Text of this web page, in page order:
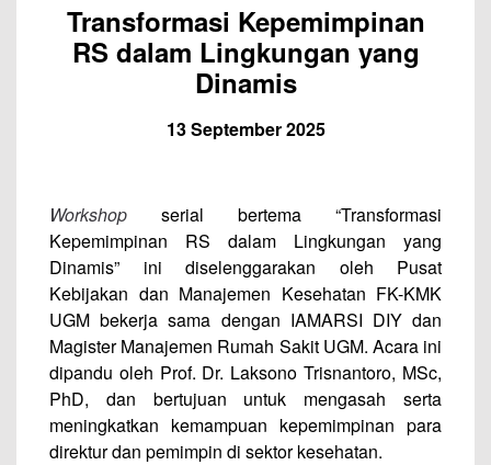
Transformasi Kepemimpinan
RS dalam Lingkungan yang
Dinamis
13 September 2025
Workshop serial bertema “Transformasi
Kepemimpinan RS dalam Lingkungan yang
Dinamis” ini diselenggarakan oleh Pusat
Kebijakan dan Manajemen Kesehatan FK-KMK
UGM bekerja sama dengan IAMARSI DIY dan
Magister Manajemen Rumah Sakit UGM. Acara ini
dipandu oleh Prof. Dr. Laksono Trisnantoro, MSc,
PhD, dan bertujuan untuk mengasah serta
meningkatkan kemampuan kepemimpinan para
direktur dan pemimpin di sektor kesehatan.